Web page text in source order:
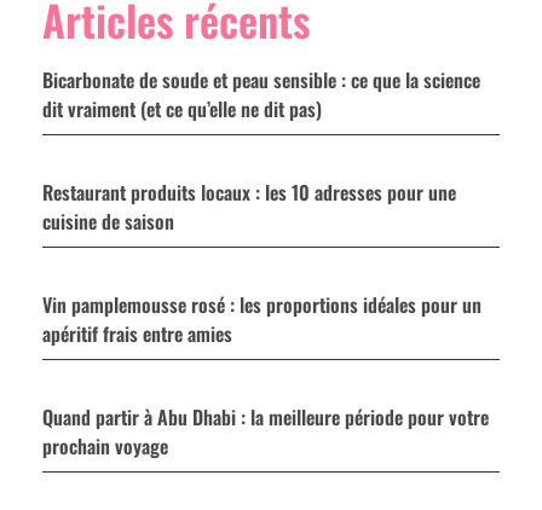
Articles récents
Bicarbonate de soude et peau sensible : ce que la science
dit vraiment (et ce qu’elle ne dit pas)
Restaurant produits locaux : les 10 adresses pour une
cuisine de saison
Vin pamplemousse rosé : les proportions idéales pour un
apéritif frais entre amies
Quand partir à Abu Dhabi : la meilleure période pour votre
prochain voyage